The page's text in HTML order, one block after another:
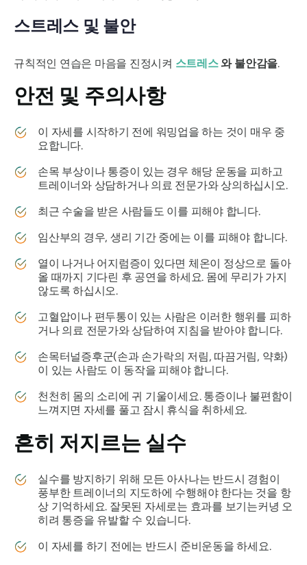
스트레스 및 불안
규칙적인 연습은 마음을 진정시켜 스트레스와 불안감을.
안전 및 주의사항
이 자세를 시작하기 전에 워밍업을 하는 것이 매우 중
요합니다.
손목 부상이나 통증이 있는 경우 해당 운동을 피하고
트레이너와 상담하거나 의료 전문가와 상의하십시오.
최근 수술을 받은 사람들도 이를 피해야 합니다.
임산부의 경우, 생리 기간 중에는 이를 피해야 합니다.
열이 나거나 어지럼증이 있다면 체온이 정상으로 돌아
올 때까지 기다린 후 공연을 하세요. 몸에 무리가 가지
않도록 하십시오.
고혈압이나 편두통이 있는 사람은 이러한 행위를 피하
거나 의료 전문가와 상담하여 지침을 받아야 합니다.
손목터널증후군(손과 손가락의 저림, 따끔거림, 약화)
이 있는 사람도 이 동작을 피해야 합니다.
천천히 몸의 소리에 귀 기울이세요. 통증이나 불편함이
느껴지면 자세를 풀고 잠시 휴식을 취하세요.
흔히 저지르는 실수
실수를 방지하기 위해 모든 아사나는 반드시 경험이
풍부한 트레이너의 지도하에 수행해야 한다는 것을 항
상 기억하세요. 잘못된 자세로는 효과를 보기는커녕 오
히려 통증을 유발할 수 있습니다.
이 자세를 하기 전에는 반드시 준비운동을 하세요.